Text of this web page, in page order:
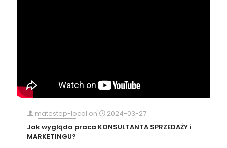
matestep-local on
2024-03-27
Jak wygląda praca KONSULTANTA SPRZEDAŻY i
MARKETINGU?